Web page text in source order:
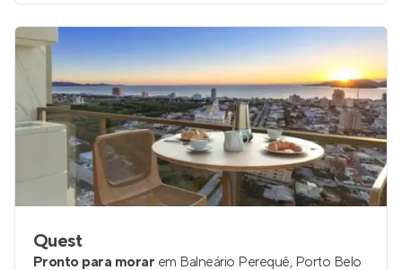
Quest
Pronto para morar em Balneário Perequê, Porto Belo